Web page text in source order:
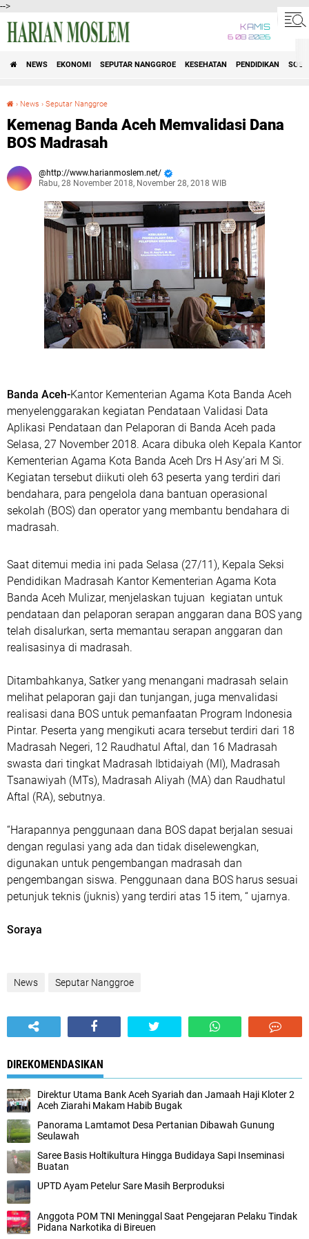
-->
KAMIS
6 08 2026
NEWS EKONOMI SEPUTAR NANGGROE KESEHATAN PENDIDIKAN
› News › Seputar Nanggroe
Kemenag Banda Aceh Memvalidasi Dana
BOS Madrasah
http://www.harianmoslem.net/
Rabu, 28 November 2018, November 28, 2018 WIB
Banda Aceh-Kantor Kementerian Agama Kota Banda Aceh
menyelenggarakan kegiatan Pendataan Validasi Data
Aplikasi Pendataan dan Pelaporan di Banda Aceh pada
Selasa, 27 November 2018. Acara dibuka oleh Kepala Kantor
Kementerian Agama Kota Banda Aceh Drs H Asy’ari M Si.
Kegiatan tersebut diikuti oleh 63 peserta yang terdiri dari
bendahara, para pengelola dana bantuan operasional
sekolah (BOS) dan operator yang membantu bendahara di
madrasah.
Saat ditemui media ini pada Selasa (27/11), Kepala Seksi
Pendidikan Madrasah Kantor Kementerian Agama Kota
Banda Aceh Mulizar, menjelaskan tujuan kegiatan untuk
pendataan dan pelaporan serapan anggaran dana BOS yang
telah disalurkan, serta memantau serapan anggaran dan
realisasinya di madrasah.
Ditambahkanya, Satker yang menangani madrasah selain
melihat pelaporan gaji dan tunjangan, juga menvalidasi
realisasi dana BOS untuk pemanfaatan Program Indonesia
Pintar. Peserta yang mengikuti acara tersebut terdiri dari 18
Madrasah Negeri, 12 Raudhatul Aftal, dan 16 Madrasah
swasta dari tingkat Madrasah Ibtidaiyah (MI), Madrasah
Tsanawiyah (MTs), Madrasah Aliyah (MA) dan Raudhatul
Aftal (RA), sebutnya.
“Harapannya penggunaan dana BOS dapat berjalan sesuai
dengan regulasi yang ada dan tidak diselewengkan,
digunakan untuk pengembangan madrasah dan
pengembangan siswa. Penggunaan dana BOS harus sesuai
petunjuk teknis (juknis) yang terdiri atas 15 item, “ ujarnya.
Soraya
News Seputar Nanggroe
DIREKOMENDASIKAN
Direktur Utama Bank Aceh Syariah dan Jamaah Haji Kloter 2
Aceh Ziarahi Makam Habib Bugak
Panorama Lamtamot Desa Pertanian Dibawah Gunung
Seulawah
Saree Basis Holtikultura Hingga Budidaya Sapi Inseminasi
Buatan
UPTD Ayam Petelur Sare Masih Berproduksi
Anggota POM TNI Meninggal Saat Pengejaran Pelaku Tindak
Pidana Narkotika di Bireuen